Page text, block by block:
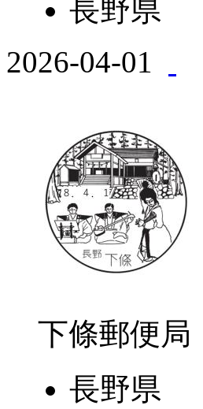
長野県
2026-04-01
下條郵便局
長野県